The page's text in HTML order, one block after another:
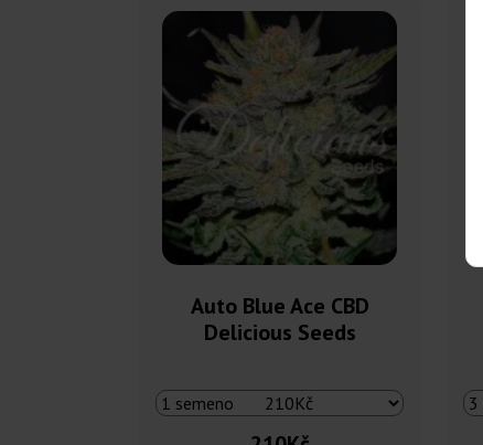
Auto Blue Ace CBD
Delicious Seeds